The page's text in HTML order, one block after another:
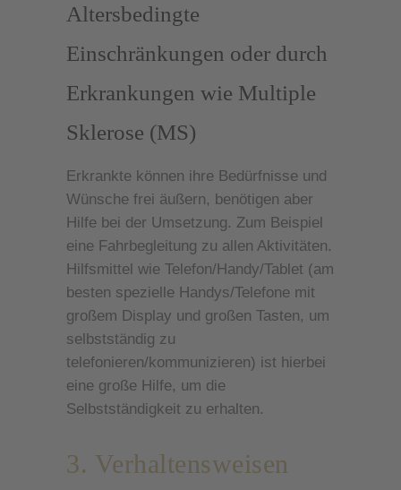
Altersbedingte
Einschränkungen oder durch
Erkrankungen wie Multiple
Sklerose (MS)
Erkrankte können ihre Bedürfnisse und
Wünsche frei äußern, benötigen aber
Hilfe bei der Umsetzung. Zum Beispiel
eine Fahrbegleitung zu allen Aktivitäten.
Hilfsmittel wie Telefon/Handy/Tablet (am
besten spezielle Handys/Telefone mit
großem Display und großen Tasten, um
selbstständig zu
telefonieren/kommunizieren) ist hierbei
eine große Hilfe, um die
Selbstständigkeit zu erhalten.
3. Verhaltensweisen